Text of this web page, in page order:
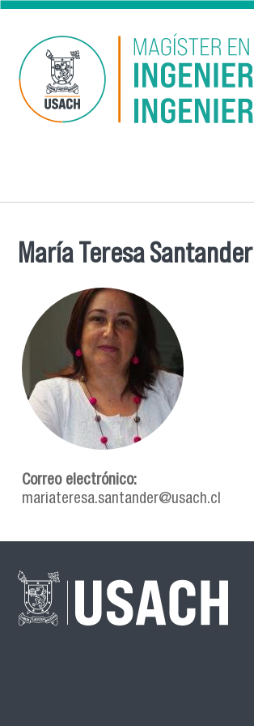
Pasar al contenido principal
Se encuentra usted aquí
María Teresa Santander
Correo electrónico:
mariateresa.santander@usach.cl